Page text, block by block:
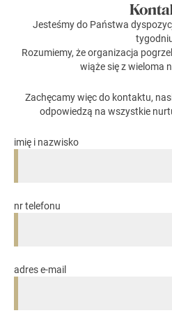
Jesteśmy do Państwa
Rozumiemy, że organizacja
wiąże się z wieloma
Zachęcamy więc do kontaktu,
odpowiedzą na wszystkie
imię i nazwisko
nr telefonu
adres e-mail